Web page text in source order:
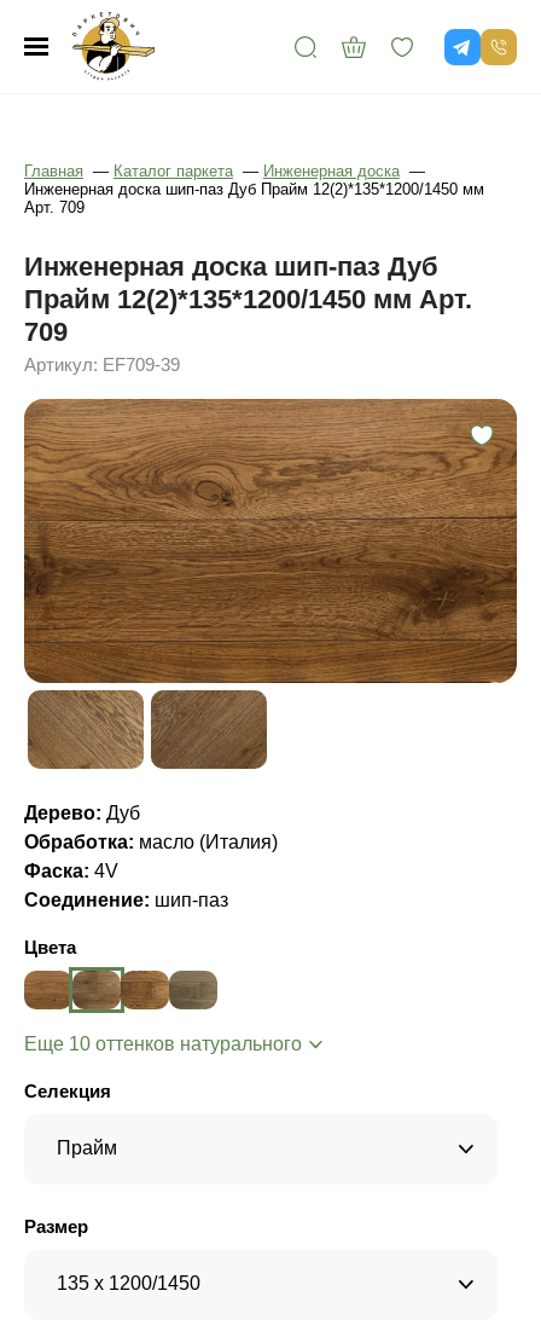
Главная — Каталог паркета — Инженерная доска —
Инженерная доска шип-паз Дуб Прайм 12(2)*135*1200/1450 мм
Арт. 709
Инженерная доска шип-паз Дуб
Прайм 12(2)*135*1200/1450 мм Арт.
709
Артикул: EF709-39
Дерево: Дуб
Обработка: масло (Италия)
Фаска: 4V
Соединение: шип-паз
Цвета
Еще 10 оттенков натурального
Селекция
Прайм
Размер
135 x 1200/1450